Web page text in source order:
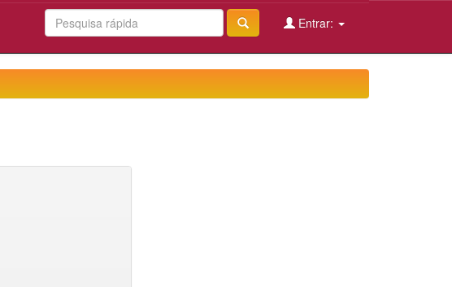
Entrar: